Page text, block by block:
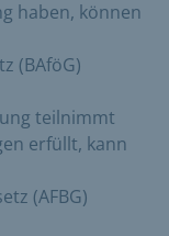
haben, können
(BAföG)
teilnimmt
erfüllt, kann
(AFBG)